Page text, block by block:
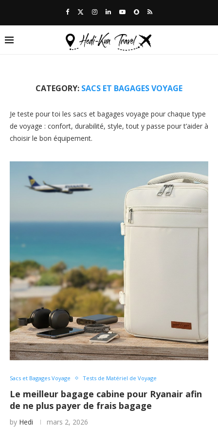
CATEGORY: SACS ET BAGAGES VOYAGE
Je teste pour toi les sacs et bagages voyage pour chaque type
de voyage : confort, durabilité, style, tout y passe pour t’aider à
choisir le bon équipement.
Sacs et Bagages Voyage Tests de Matériel de Voyage
Le meilleur bagage cabine pour Ryanair afin
de ne plus payer de frais bagage
by Hedi mars 2, 2026